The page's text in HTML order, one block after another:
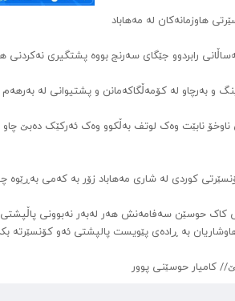
هاوزمانەکان لە مەهاباد
رابردوو جێگای سەرنج بووە پشتگیری نەکردنی
و بەرچاو لە کۆمەڵگاکەمانن و پشتیوانی لە
ناوخۆ نابێت وەک لوتف بەڵکوو وەک ئەرکێک دەبێ
کوردی لە شاری مەهاباد زۆر بە کەمی
بە ڕادەی پێویست پالپشتی ئەو کۆنسێرتە
کامیار حوسێنی پوور